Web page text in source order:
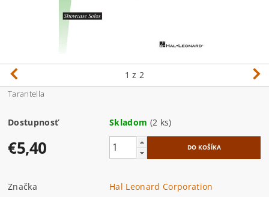
1 z 2
Tarantella
Dostupnosť Skladom (2 ks)
€5,40
Značka
Hal Leonard Corporation